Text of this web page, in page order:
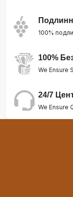
100%
100%
We Ensure
24/7
We Ensure